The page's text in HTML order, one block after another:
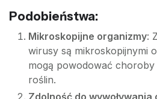
Podobieństwa:
Mikroskopijne organizmy:
wirusy są mikroskopijnymi
mogą powodować
roślin.
Zdolność do wywoływania